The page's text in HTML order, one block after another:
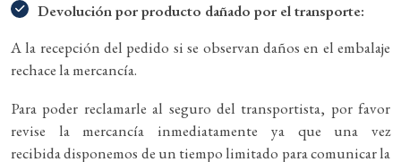
Devolución por producto dañado por el transporte:
A la recepción del pedido si se observan daños en el embalaje
rechace la mercancía.
Para poder reclamarle al seguro del transportista, por favor
revise la mercancía inmediatamente ya que una vez
recibida disponemos de un tiempo limitado para comunicar la